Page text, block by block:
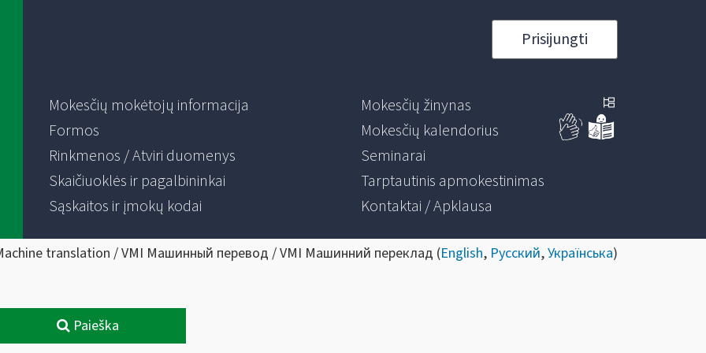
Prisijungti
Mokesčių mokėtojų informacija
Formos
Rinkmenos / Atviri duomenys
Skaičiuoklės ir pagalbininkai
Sąskaitos ir įmokų kodai
Mokesčių žinynas
Mokesčių kalendorius
Seminarai
Tarptautinis apmokestinimas
Kontaktai / Apklausa
translation / VMI Машинный перевод / VMI Машинний переклад (English, Русский,Українська)
Paieška